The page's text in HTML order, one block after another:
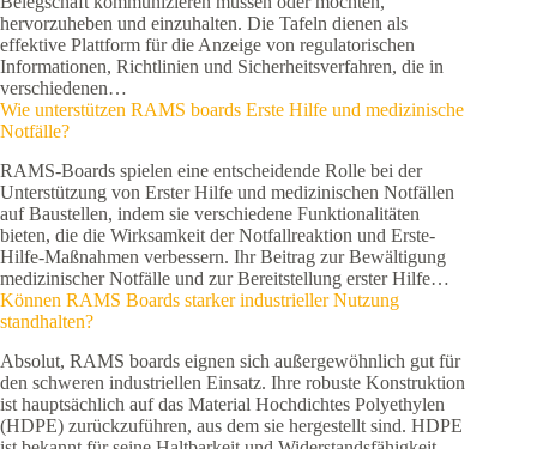
hervorzuheben und einzuhalten. Die Tafeln dienen als
effektive Plattform für die Anzeige von regulatorischen
Informationen, Richtlinien und Sicherheitsverfahren, die in
verschiedenen…
Wie unterstützen RAMS boards Erste Hilfe und medizinische
Notfälle?
RAMS-Boards spielen eine entscheidende Rolle bei der
Unterstützung von Erster Hilfe und medizinischen Notfällen
auf Baustellen, indem sie verschiedene Funktionalitäten
bieten, die die Wirksamkeit der Notfallreaktion und Erste-
Hilfe-Maßnahmen verbessern. Ihr Beitrag zur Bewältigung
medizinischer Notfälle und zur Bereitstellung erster Hilfe…
Können RAMS Boards starker industrieller Nutzung
standhalten?
Absolut, RAMS boards eignen sich außergewöhnlich gut für
den schweren industriellen Einsatz. Ihre robuste Konstruktion
ist hauptsächlich auf das Material Hochdichtes Polyethylen
(HDPE) zurückzuführen, aus dem sie hergestellt sind. HDPE